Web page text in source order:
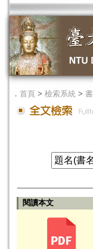
． 首頁 > 檢索系統 >
閱讀本文